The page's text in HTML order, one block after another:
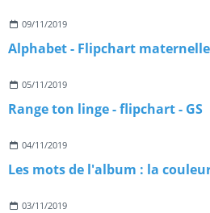
09/11/2019
Alphabet - Flipchart maternelle
05/11/2019
Range ton linge - flipchart - GS
04/11/2019
03/11/2019